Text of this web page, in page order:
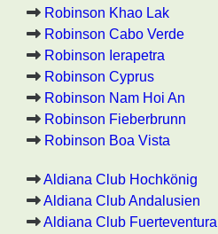
Robinson Khao Lak
Robinson Cabo Verde
Robinson Ierapetra
Robinson Cyprus
Robinson Nam Hoi An
Robinson Fieberbrunn
Robinson Boa Vista
Aldiana Club Hochkönig
Aldiana Club Andalusien
Aldiana Club Fuerteventura